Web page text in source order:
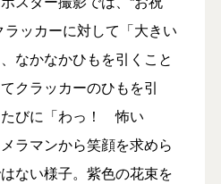
ラッカーに対して「大きい
なかなかひもを引くこと
クラッカーのひもを引
たびに「わっ！ 怖い
ラマンから笑顔を求めら
ない様子。紫色の花束を